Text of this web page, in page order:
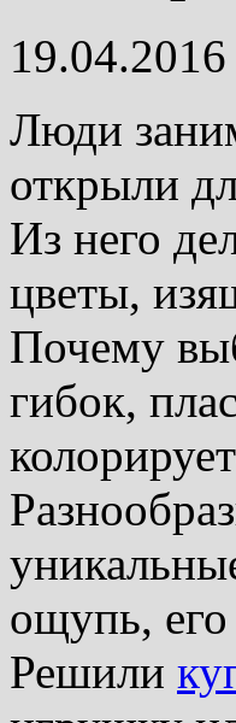
19.04.2016
Люди
открыли
Из него
цветы,
Почему
гибок,
ощупь,
Решили